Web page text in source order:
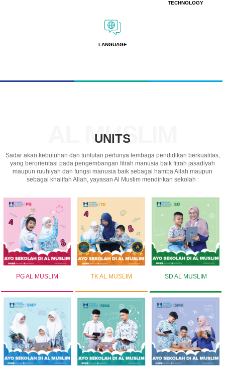
TECHNOLOGY
LANGUAGE
AL MUSLIM
UNITS
Sadar akan kebutuhan dan tuntutan perlunya lembaga pendidikan berkualitas,
yang berorientasi pada pengembangan fitrah manusia baik fitrah jasadiyah
maupun ruuhiyah dan fungsi manusia baik sebagai hamba Allah maupun
sebagai khalifah Allah, yayasan Al Muslim mendirikan sekolah :
PG AL MUSLIM TK AL MUSLIM SD AL MUSLIM